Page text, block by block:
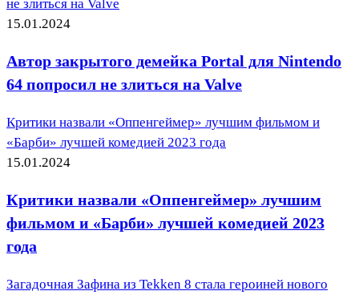
не злиться на Valve
15.01.2024
Автор закрытого демейка Portal для Nintendo
64 попросил не злиться на Valve
Критики назвали «Оппенгеймер» лучшим фильмом и
«Барби» лучшей комедией 2023 года
15.01.2024
Критики назвали «Оппенгеймер» лучшим
фильмом и «Барби» лучшей комедией 2023
года
Загадочная Зафина из Tekken 8 стала героиней нового